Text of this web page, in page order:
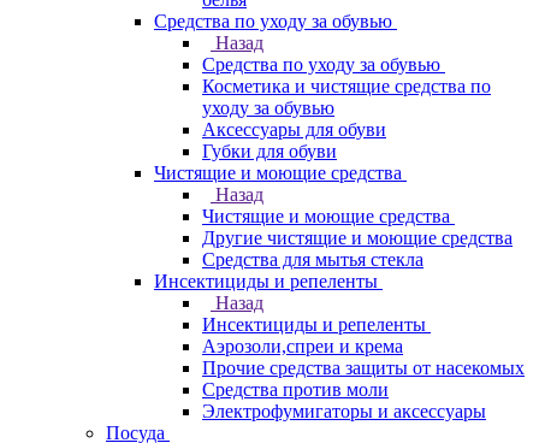
Средства по уходу за обувью
Назад
Средства по уходу за обувью
Косметика и чистящие средства по
уходу за обувью
Аксессуары для обуви
Губки для обуви
Чистящие и моющие средства
Назад
Чистящие и моющие средства
Другие чистящие и моющие средства
Средства для мытья стекла
Инсектициды и репеленты
Назад
Инсектициды и репеленты
Аэрозоли,спреи и крема
Прочие средства защиты от насекомых
Средства против моли
Электрофумигаторы и аксессуары
Посуда